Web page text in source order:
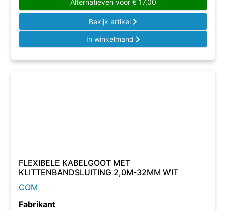
Alternatieven voor €17,00
Bekijk artikel
In winkelmand
FLEXIBELE KABELGOOT MET
KLITTENBANDSLUITING 2,0M-32MM WIT
COM
Fabrikant